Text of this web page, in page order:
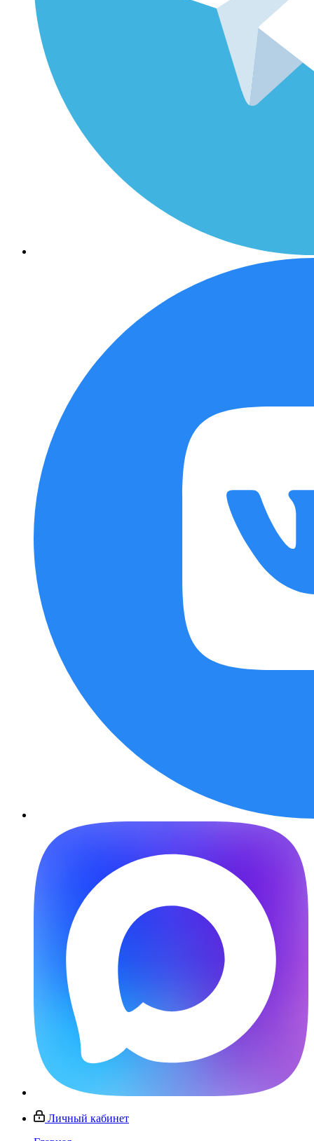
Личный кабинет